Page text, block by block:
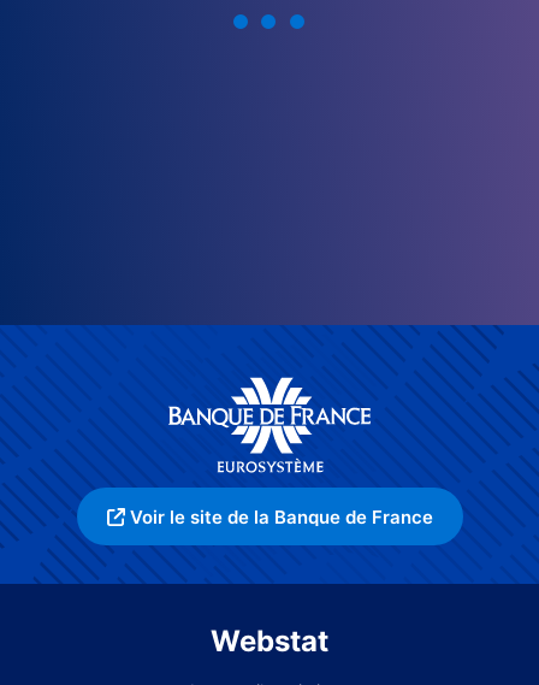
Voir le site de la Banque de France
Webstat